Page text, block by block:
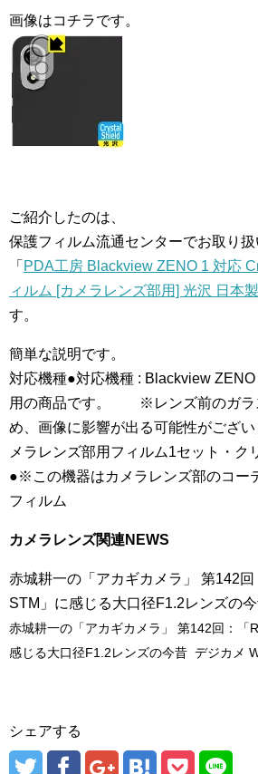
画像はコチラです。
ご紹介したのは、
保護フィルム流通センターでお取り扱
「 PDA工房 Blackview ZENO 1 対応
ィルム [カメラレンズ部用] 光沢 日本
す。
簡単な説明です。
対応機種●対応機種 : Blackview
用の商品です。 ※レンズ前のガラ
め、画像に影響が出る可能性がござ
メラレンズ部用フィルム1セット・ク
●※この機器はカメラレンズ部のコー
フィルム
カメラレンズ関連NEWS
赤城耕一の「アカギカメラ」 第142
STM」に感じる大口径F1.2レンズの
赤城耕一の「アカギカメラ」 第142回：「
感じる大口径F1.2レンズの今昔 デジカメ
シェアする